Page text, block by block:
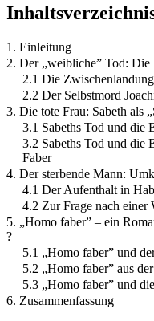
1. Einleitung
2. Der „weibliche” Tod:
2.1 Die
2.2 Der Selbstmord
3. Die tote Frau: Sabeth als
3.1 Sabeths Tod und die
3.2 Sabeths Tod und die
Faber
4. Der sterbende Mann:
4.1 Der Aufenthalt in
4.2 Zur Frage nach
5. „Homo faber” – ein
?
5.1 „Homo faber” und
5.2 „Homo faber” aus
5.3 „Homo faber” und
6. Zusammenfassung